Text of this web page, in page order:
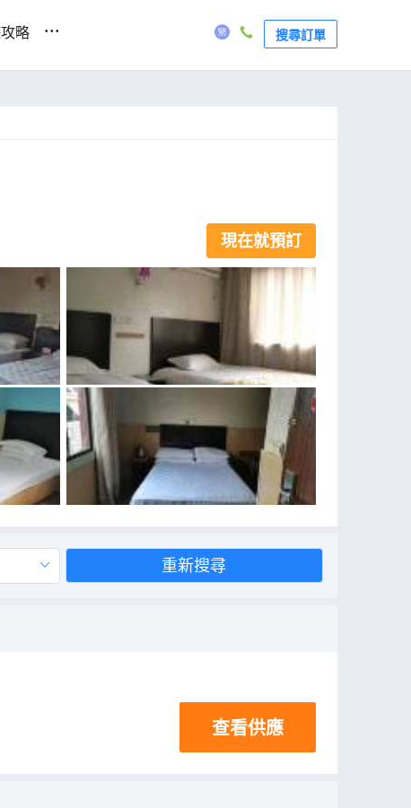
略 ... 搜尋訂單
現在就預訂
重新搜尋
查看供應